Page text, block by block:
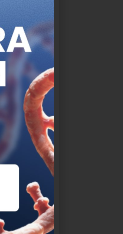
Imagen:
enfocar
quien
más
de
los